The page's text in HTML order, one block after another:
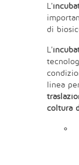
L'
di
L'
linea
coltura